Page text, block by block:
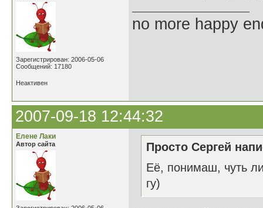
Зарегистрирован: 2006-05-06
Сообщений: 17180
no more happy
Неактивен
2007-09-18 12:44:32
Елене Лаки
Автор сайта
Просто Сергей
Её, понимаш, чуть
гу)